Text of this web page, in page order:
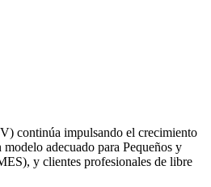
continúa impulsando el crecimiento
adecuado para Pequeños y
y clientes profesionales de libre